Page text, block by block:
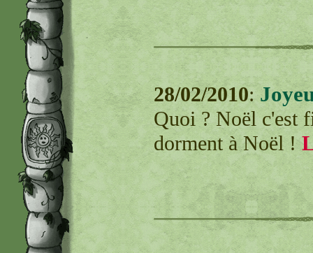
28/02/2010:
Quoi ? Noël c'est
dorment à Noël !